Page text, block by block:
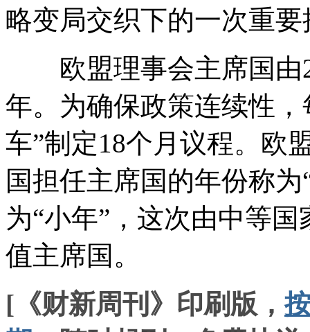
略变局交织下的一次重要
欧盟理事会主席国由
年。为确保政策连续性
车”制定18个月议程。欧
国担任主席国的年份称
为“小年”，这次由中等
值主席国。
[《财新周刊》印刷版，